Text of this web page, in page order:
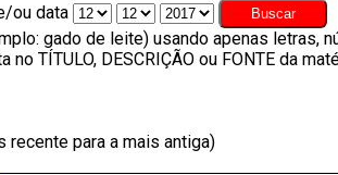
ou data
gado de leite) usando apenas letras,
TÍTULO, DESCRIÇÃO ou FONTE da
recente para a mais antiga)